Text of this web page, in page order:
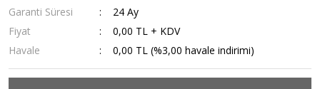
Garanti Süresi
24 Ay
Fiyat
0,00 TL + KDV
Havale
0,00 TL (%3,00 havale indirimi)